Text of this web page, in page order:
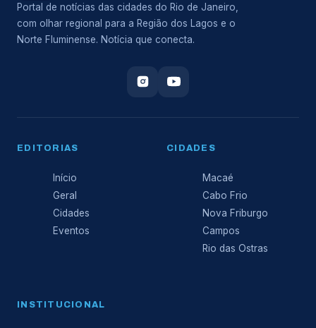
Portal de notícias das cidades do Rio de Janeiro,
com olhar regional para a Região dos Lagos e o
Norte Fluminense. Notícia que conecta.
EDITORIAS
Início
Geral
Cidades
Eventos
CIDADES
Macaé
Cabo Frio
Nova Friburgo
Campos
Rio das Ostras
INSTITUCIONAL